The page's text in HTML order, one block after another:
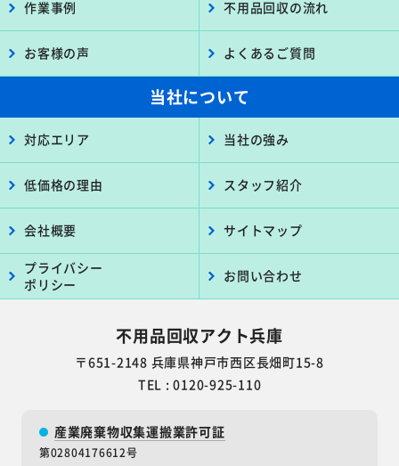
作業事例 不用品回収の流れ
お客様の声 よくあるご質問
当社について
対応エリア 当社の強み
低価格の理由 スタッフ紹介
会社概要 サイトマップ
プライバシー
ポリシー
お問い合わせ
不用品回収アクト兵庫
〒651-2148 兵庫県神戸市西区長畑町15-8
TEL : 0120-925-110
産業廃棄物収集運搬業許可証
第02804176612号